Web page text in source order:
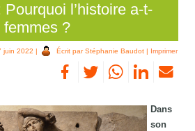
l’histoire a-t-
?
juin 2022 | Écrit par Stéphanie Baudot| Imprimer
Dans
son